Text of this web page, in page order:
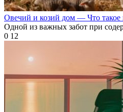
Овечий и козий дом — Что такое
Одной из важных забот при
0 12